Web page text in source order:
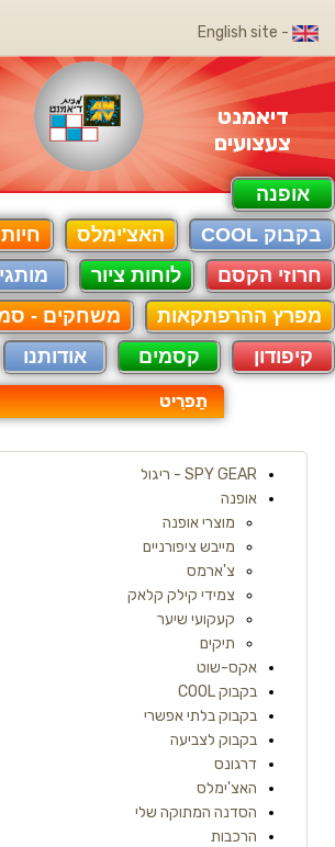
- English site
דיאמנט
צעצועים
אופנה
בקבוק COOL
האצ'ימלס
חרוזי הקסם
לוחות ציור
מפרץ ההרפתקאות
משחקים -
קיפודון
קסמים אודותנו
תַפרִיט
SPY GEAR - ריגול
אופנה
מוצרי אופנה
מייבש ציפורניים
צ'ארמס
צמידי קילק קלאק
קעקועי שיער
תיקים
אקס-שוט
בקבוק COOL
בקבוק בלתי אפשרי
בקבוק לצביעה
דרגונס
האצ'ימלס
הסדנה המתוקה שלי
הרכבות